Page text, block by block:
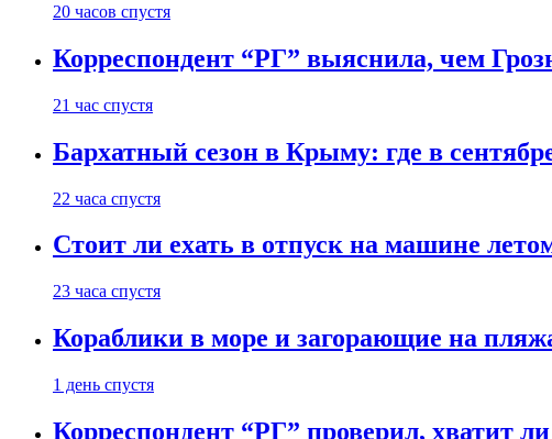
20 часов спустя
Корреспондент “РГ” выяснила, чем
21 час спустя
Бархатный сезон в Крыму: где в
22 часа спустя
Стоит ли ехать в отпуск на машине
23 часа спустя
Кораблики в море и загорающие на
1 день спустя
Корреспондент “РГ” проверил, хватит